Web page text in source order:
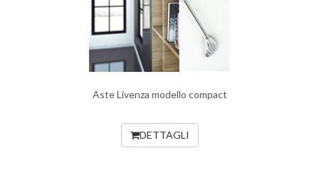
Aste Livenza modello compact
DETTAGLI